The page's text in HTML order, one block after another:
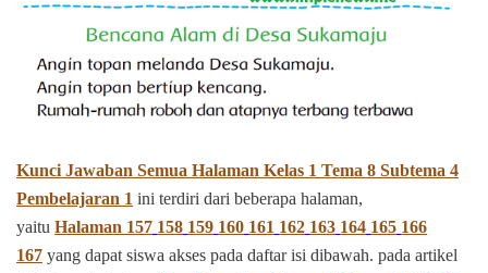
Kunci Jawaban Semua Halaman Kelas 1 Tema 8 Subtema 4
Pembelajaran 1 ini terdiri dari beberapa halaman,
yaitu Halaman 157 158 159 160 161 162 163 164 165 166
167 yang dapat siswa akses pada daftar isi dibawah. pada artikel